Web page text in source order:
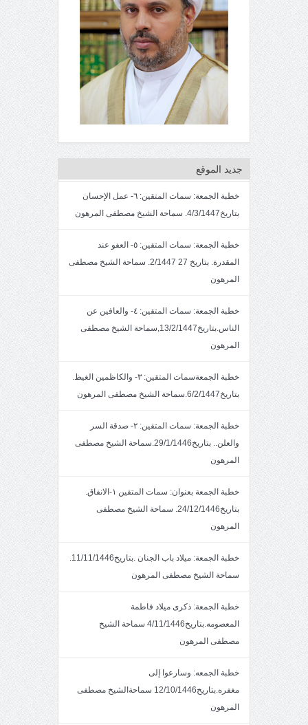
جديد الموقع
خطبة الجمعة: سمات المتقين: ٦- عمل الإحسان
بتاريخ4/3/1447. سماحة الشيخ مصطفى المرهون
خطبة الجمعة: سمات المتقين: ٥- العفو عند
المقدرة. بتاريخ 27 2/1447. سماحة الشيخ مصطفى
المرهون
خطبة الجمعة: سمات المتقين: ٤- والعافين عن
الناس.بتاريخ13/2/1447,سماحة الشيخ مصطفى
المرهون
خطبة الجمعةسمات المتقين: ٣- والكاظمين الغيظ.
بتاريخ6/2/1447.سماحة الشيخ مصطفى المرهون
خطبة الجمعة: سمات المتقين: ٢- صدقة السر
والعلن.. بتاريخ29/1/1446.سماحة الشيخ مصطفى
المرهون
خطبة الجمعة بعنوان: سمات المتقين ١-الانفاق.
بتاريخ24/12/1446. سماحة الشيخ مصطفى
المرهون
خطبة الجمعة: ميلاد باب الجنان .بتاريخ11/11/1446.
سماحة الشيخ مصطفى المرهون
خطبة الجمعة: ذكرى ميلاد فاطمة
المعصومه.بتاريخ4/11/1446 سماحة الشيخ
مصطفى المرهون
خطبة الجمعه: وسارعوا إلى
مغفره.بتاريخ12/10/1446 سماحةالشيخ مصطفى
المرهون